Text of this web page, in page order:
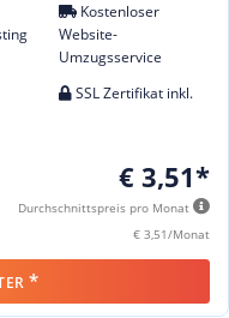
Kostenloser
Website-
Umzugsservice
SSL Zertifikat inkl.
€ 3,51*
Durchschnittspreis pro Monat
€ 3,51/Monat
*